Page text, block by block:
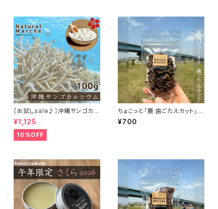
［お試しsale♪］沖縄サンゴカル
シウム たっぷり100g
¥1,125
10%OFF
ちょこっと「鹿 歯ごたえカット」ジ
ビエ鹿 おやつ
¥700